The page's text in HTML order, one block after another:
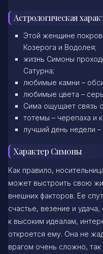
Астрологическая
Этой женщине
Козерога и Водолея;
жизнь Симоны
Сатурна;
любимые камни –
любимые цвета –
Сима ощущает связь
тотемы – черепаха и
лучший день недели –
Характер Симоны
Как правило,
может выстроить свою
внешних факторов. Ее
счастье, везение и
к высоким идеалам,
откроется ему. Она не
врагом очень сложно,